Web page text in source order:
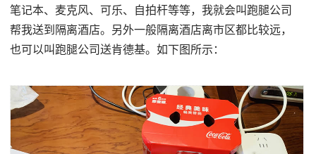
笔记本、麦克风、可乐、自拍杆等等，我就会叫跑腿公司
帮我送到隔离酒店。另外一般隔离酒店离市区都比较远，
也可以叫跑腿公司送肯德基。如下图所示：